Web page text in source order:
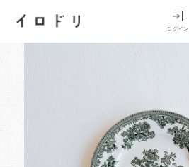
イロドリ
ログイン